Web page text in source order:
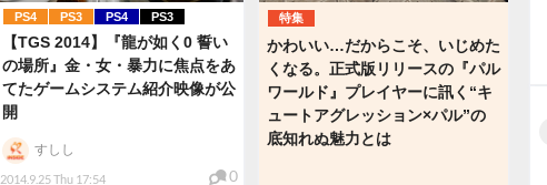
PS4 PS3 PS4 PS3
【TGS 2014】『龍が如く0 誓い
の場所』金・女・暴力に焦点をあ
てたゲームシステム紹介映像が公
開
2014.9.25 Thu 17:54
すしし
0
特集
かわいい…だからこそ、いじめた
くなる。正式版リリースの『パル
ワールド』プレイヤーに訊く“キ
ュートアグレッション×パル”の
底知れぬ魅力とは